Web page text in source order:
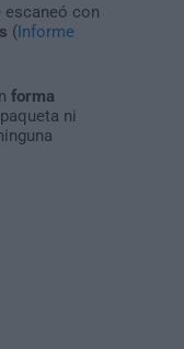
escaneó con
(Informe
forma
ni